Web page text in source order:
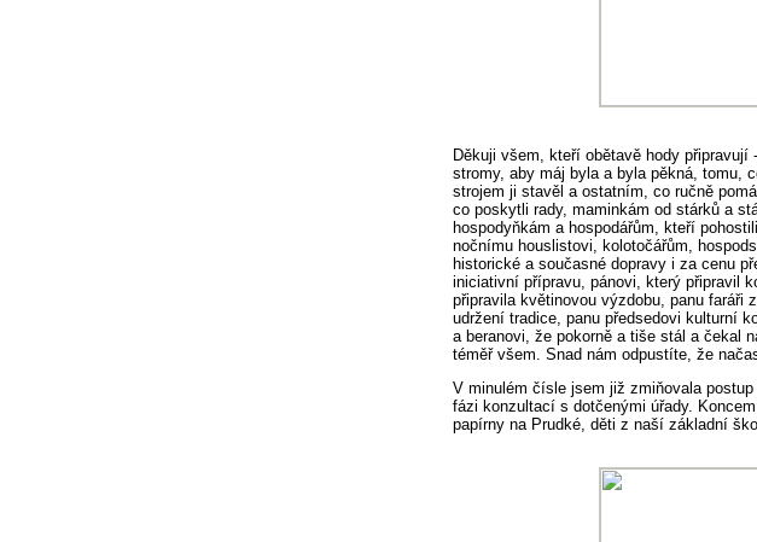
Děkuji všem, kteří obětavě hody
stromy, aby máj byla a byla pěkná, tomu,
strojem ji stavěl a ostatním, co ručně
co poskytli rady, maminkám od stárků a
hospodyňkám a hospodářům, kteří
nočnímu houslistovi, kolotočářům,
historické a současné dopravy i za cenu
iniciativní přípravu, pánovi, který připravil
připravila květinovou výzdobu, panu faráři
udržení tradice, panu předsedovi kulturní
a beranovi, že pokorně a tiše stál a čekal
téměř všem. Snad nám odpustíte, že
V minulém čísle jsem již zmiňovala
fázi konzultací s dotčenými úřady.
papírny na Prudké, děti z naší základní